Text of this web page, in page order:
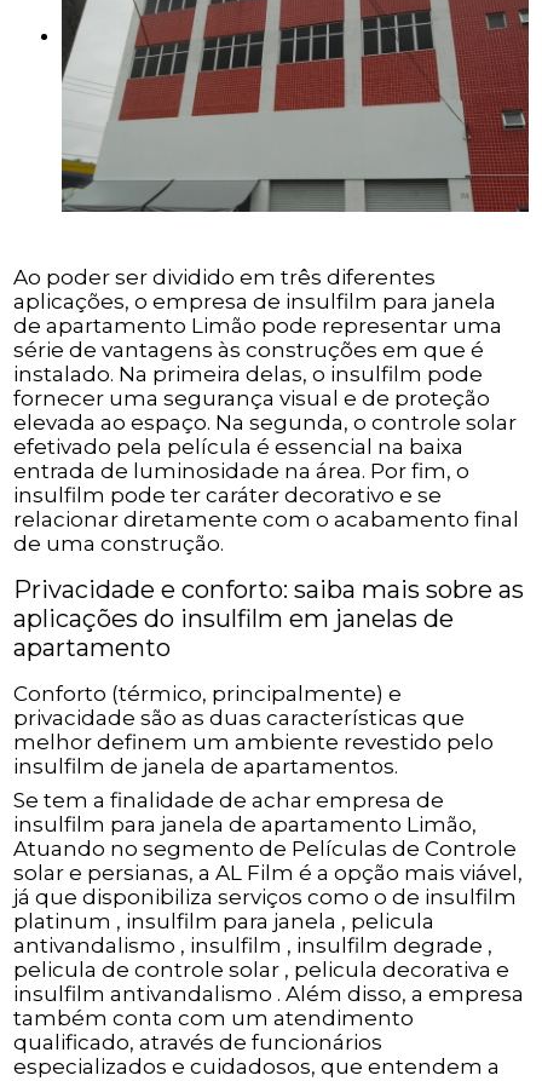
Ao poder ser dividido em três diferentes
aplicações, o empresa de insulfilm para janela
de apartamento Limão pode representar uma
série de vantagens às construções em que é
instalado. Na primeira delas, o insulfilm pode
fornecer uma segurança visual e de proteção
elevada ao espaço. Na segunda, o controle solar
efetivado pela película é essencial na baixa
entrada de luminosidade na área. Por fim, o
insulfilm pode ter caráter decorativo e se
relacionar diretamente com o acabamento final
de uma construção.
Privacidade e conforto: saiba mais sobre as
aplicações do insulfilm em janelas de
apartamento
Conforto (térmico, principalmente) e
privacidade são as duas características que
melhor definem um ambiente revestido pelo
insulfilm de janela de apartamentos.
Se tem a finalidade de achar empresa de
insulfilm para janela de apartamento Limão,
Atuando no segmento de Películas de Controle
solar e persianas, a AL Film é a opção mais viável,
já que disponibiliza serviços como o de insulfilm
platinum , insulfilm para janela , pelicula
antivandalismo , insulfilm , insulfilm degrade ,
pelicula de controle solar , pelicula decorativa e
insulfilm antivandalismo . Além disso, a empresa
também conta com um atendimento
qualificado, através de funcionários
especializados e cuidadosos, que entendem a